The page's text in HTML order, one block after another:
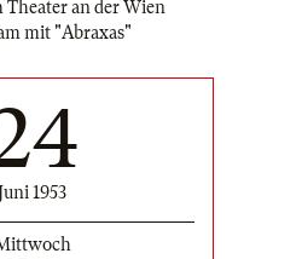
Theater an der Wien
mit "Abraxas"
1953